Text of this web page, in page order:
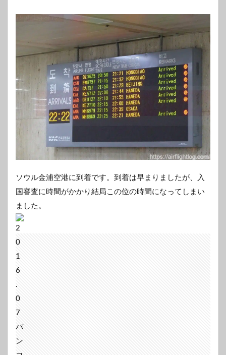
ソウル金浦空港に到着です。到着は早まりましたが、入
国審査に時間がかかり結局この位の時間になってしまい
ました。